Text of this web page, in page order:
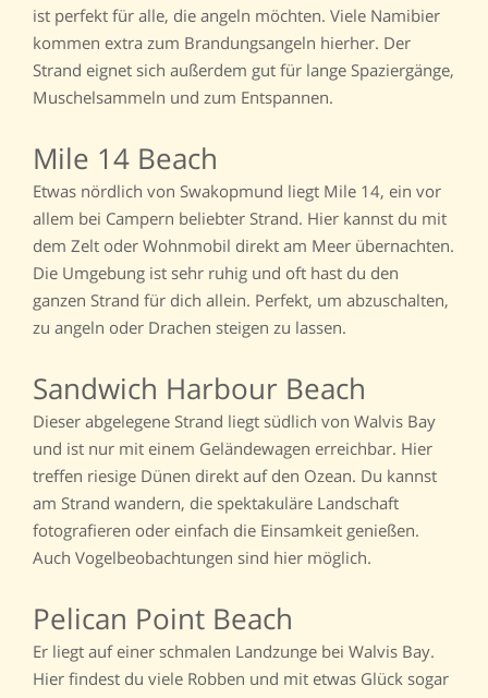
ist perfekt für alle, die angeln möchten. Viele Namibier
kommen extra zum Brandungsangeln hierher. Der
Strand eignet sich außerdem gut für lange Spaziergänge,
Muschelsammeln und zum Entspannen.
Mile 14 Beach
Etwas nördlich von Swakopmund liegt Mile 14, ein vor
allem bei Campern beliebter Strand. Hier kannst du mit
dem Zelt oder Wohnmobil direkt am Meer übernachten.
Die Umgebung ist sehr ruhig und oft hast du den
ganzen Strand für dich allein. Perfekt, um abzuschalten,
zu angeln oder Drachen steigen zu lassen.
Sandwich Harbour Beach
Dieser abgelegene Strand liegt südlich von Walvis Bay
und ist nur mit einem Geländewagen erreichbar. Hier
treffen riesige Dünen direkt auf den Ozean. Du kannst
am Strand wandern, die spektakuläre Landschaft
fotografieren oder einfach die Einsamkeit genießen.
Auch Vogelbeobachtungen sind hier möglich.
Pelican Point Beach
Er liegt auf einer schmalen Landzunge bei Walvis Bay.
Hier findest du viele Robben und mit etwas Glück sogar